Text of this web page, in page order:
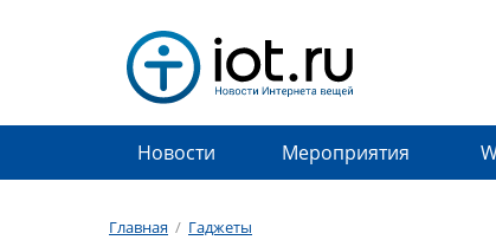
Новости Мероприятия
Главная / Гаджеты